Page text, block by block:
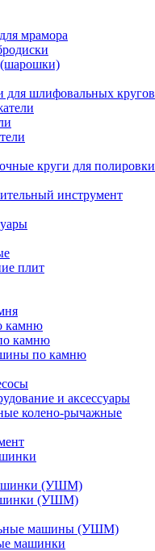
мрамора
для шлифовальных кругов
круги для полировки
инструмент
плит
камню
камню
по камню
и аксессуары
колено-рычажные
(УШМ)
(УШМ)
машины (УШМ)
машинки